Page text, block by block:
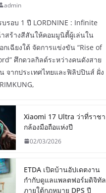
admin
รอบ 1 ปี LORDNINE : Infinite
สร้างสีสันให้คอมมูนิตี้ผู้เล่นใน
กเฉียงใต้ จัดการแข่งขัน “Rise of
ศึกดวลกิลด์ระหว่างคนดังสาย
จากประเทศไทยและฟิลิปปินส์ ฝั่ง
Xiaomi 17 Ultra ว่าที่ราชา
กล้องมือถือแห่งปี
02/03/2026
ETDA เปิดบ้านอัปเดตงาน
กำกับดูแลแพลตฟอร์มดิจิทัล
ภายใต้กฎหมาย DPS ปี